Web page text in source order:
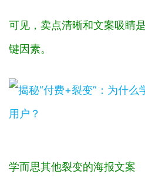
可见，卖点清晰和文案吸睛
键因素。
学而思其他裂变的海报文案